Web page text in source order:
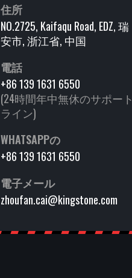
住所
NO.2725, Kaifaqu Road, EDZ, 瑞
安市, 浙江省, 中国
電話
+86 139 1631 6550
(24時間年中無休のサポート
ライン)
WHATSAPPの
+86 139 1631 6550
電子メール
zhoufan.cai@kingstone.com